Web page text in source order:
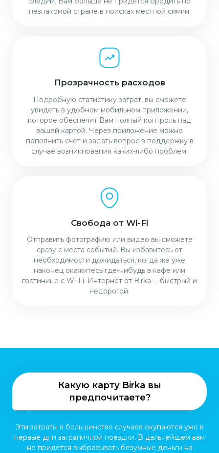
незнакомой стране в поисках местной симки.
Прозрачность расходов
Подробную статистику затрат, вы сможете
увидеть в удобном мобильном приложении,
которое обеспечит Вам полный контроль над
вашей картой. Через приложение можно
пополнить счет и задать вопрос в поддержку в
случае возникновения каких-либо проблем.
Свобода от Wi-Fi
Отправить фотографию или видео вы сможете
сразу с места событий. Вы избавитесь от
необходимости дожидаться, когда же уже
наконец окажитесь где-нибудь в кафе или
гостинице с Wi-Fi. Интернет от Birka —быстрый и
недорогой.
Какую карту Birka вы
предпочитаете?
Эти затраты в большинстве случаев окупаются уже в
первые дни заграничной поездки. В дальнейшем вам
не придётся выбрасывать безумные деньги на